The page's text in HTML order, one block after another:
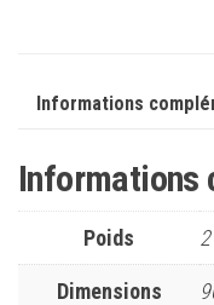
Informations
Informations
Poids
Dimensions